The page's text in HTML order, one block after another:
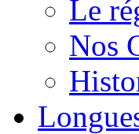
Le
Nos